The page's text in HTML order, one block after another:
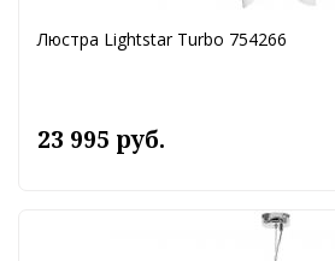
Люстра Lightstar Turbo 754266
23 995 руб.